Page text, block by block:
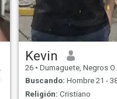
Kevin
26 • Dumaguete, Negros Oriental, Filipinas
Buscando: Hombre 21 -
Religión: Cristiano